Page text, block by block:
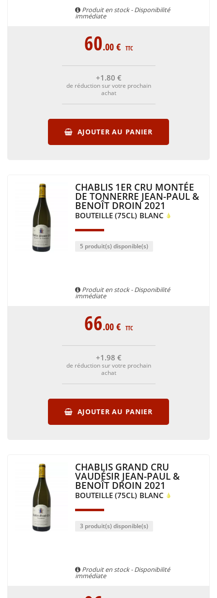
Produit en stock - Disponibilité
immédiate
60.00€ TTC
+1 .80 €
de réduction sur votre prochain
achat
AJOUTER AU PANIER
CHABLIS 1ER CRU MONTÉE
DE TONNERRE JEAN-PAUL &
BENOÎT DROIN 2021
BOUTEILLE (75CL) BLANC
5 produit(s) disponible(s)
Produit en stock - Disponibilité
immédiate
66.00€ TTC
+1 .98 €
de réduction sur votre prochain
achat
AJOUTER AU PANIER
CHABLIS GRAND CRU
VAUDÉSIR JEAN-PAUL &
BENOÎT DROIN 2021
BOUTEILLE (75CL) BLANC
3 produit(s) disponible(s)
Produit en stock - Disponibilité
immédiate